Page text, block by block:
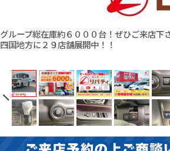
グループ総在庫約６０００台！ぜひご来店下
四国地方に２９店舗展開中！！